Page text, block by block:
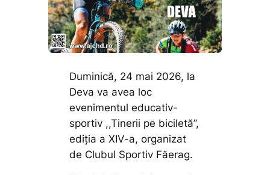
Duminică, 24 mai 2026, la
Deva va avea loc
evenimentul educativ-
sportiv ,,Tinerii pe biciletă”,
ediția a XIV-a, organizat
de Clubul Sportiv Făerag.